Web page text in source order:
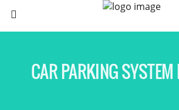
CAR PARKING SYSTEM